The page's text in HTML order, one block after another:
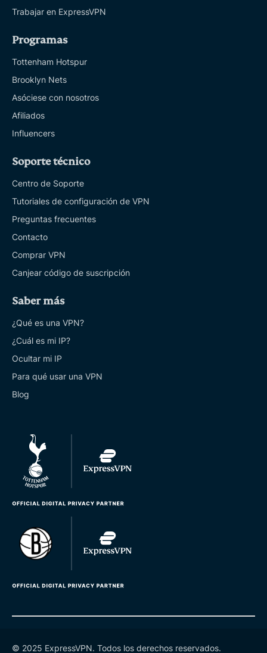
Trabajar en ExpressVPN
Programas
Tottenham Hotspur
Brooklyn Nets
Asóciese con nosotros
Afiliados
Influencers
Soporte técnico
Centro de Soporte
Tutoriales de configuración de VPN
Preguntas frecuentes
Contacto
Comprar VPN
Canjear código de suscripción
Saber más
¿Qué es una VPN?
¿Cuál es mi IP?
Ocultar mi IP
Para qué usar una VPN
Blog
© 2025 ExpressVPN. Todos los derechos reservados.